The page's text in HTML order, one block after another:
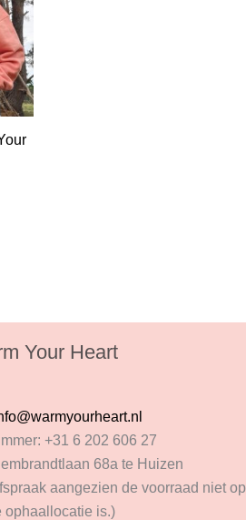
Your Heart
+31 6 202 606 27
68a te Huizen
aangezien de voorraad niet op
ophaallocatie is.)